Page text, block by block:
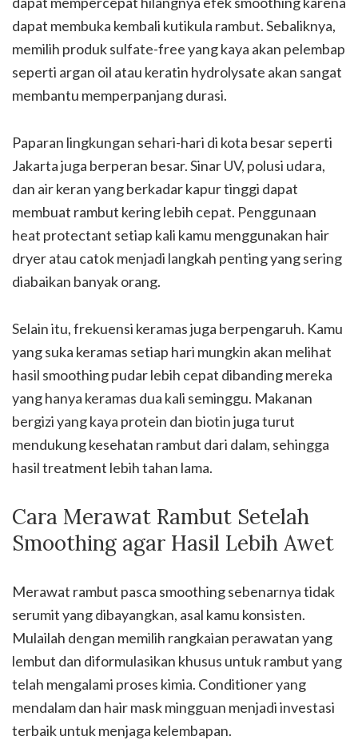
dapat membuka kembali kutikula rambut. Sebaliknya,
memilih produk sulfate-free yang kaya akan pelembap
seperti argan oil atau keratin hydrolysate akan sangat
membantu memperpanjang durasi.
Paparan lingkungan sehari-hari di kota besar seperti
Jakarta juga berperan besar. Sinar UV, polusi udara,
dan air keran yang berkadar kapur tinggi dapat
membuat rambut kering lebih cepat. Penggunaan
heat protectant setiap kali kamu menggunakan hair
dryer atau catok menjadi langkah penting yang sering
diabaikan banyak orang.
Selain itu, frekuensi keramas juga berpengaruh. Kamu
yang suka keramas setiap hari mungkin akan melihat
hasil smoothing pudar lebih cepat dibanding mereka
yang hanya keramas dua kali seminggu. Makanan
bergizi yang kaya protein dan biotin juga turut
mendukung kesehatan rambut dari dalam, sehingga
hasil treatment lebih tahan lama.
Cara Merawat Rambut Setelah
Smoothing agar Hasil Lebih Awet
Merawat rambut pasca smoothing sebenarnya tidak
serumit yang dibayangkan, asal kamu konsisten.
Mulailah dengan memilih rangkaian perawatan yang
lembut dan diformulasikan khusus untuk rambut yang
telah mengalami proses kimia. Conditioner yang
mendalam dan hair mask mingguan menjadi investasi
terbaik untuk menjaga kelembapan.